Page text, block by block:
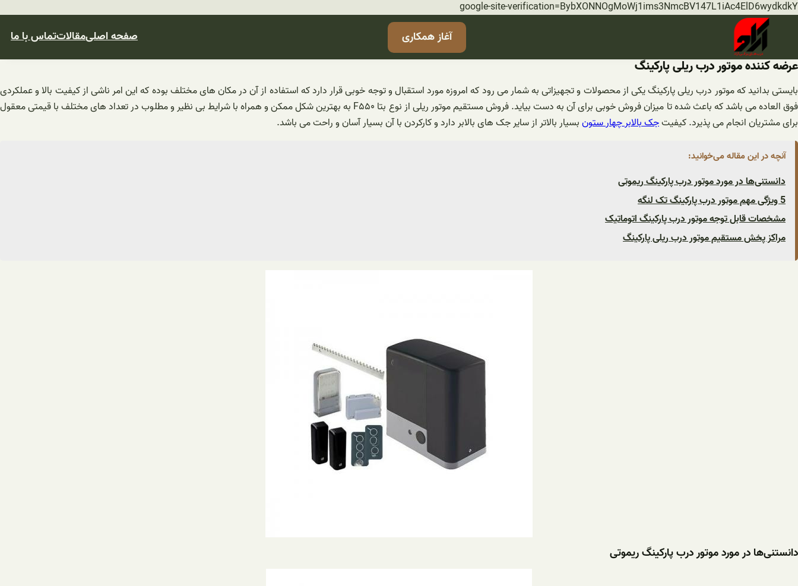
google-site-verification=BybXONNOgMoWj1ims3NmcBV147L1iAc4ElD6wydkdkYرفتن
به
محتوا
آغاز همکاری صفحه اصلیمقالاتتماس با ما
عرضه کننده موتور درب ریلی پارکینگ
بایستی بدانید که موتور درب ریلی پارکینگ یکی از محصولات و تجهیزاتی به شمار می رود که امروزه مورد استقبال و توجه خوبی قرار دارد که استفاده از آن در مکان های مختلف بوده که این امر ناشی از کیفیت بالا و عملکردی
فوق ‌العاده می ‌باشد که باعث شده تا میزان فروش خوبی برای آن به دست بیاید. فروش مستقیم موتور ریلی از نوع بتا F۵۵۰ به بهترین شکل ممکن و همراه با شرایط بی نظیر و مطلوب در تعداد های مختلف با قیمتی معقول
برای مشتریان انجام می پذیرد. کیفیتجک بالابر چهار ستونبسیار بالاتر از سایر جک های بالابر دارد و کارکردن با آن بسیار آسان و راحت می باشد.
آنچه در این مقاله می‌خوانید:
دانستنی‌ها در مورد موتور درب پارکینگ ریموتی
5 ویژگی مهم موتور درب پارکینگ تک لنگه
مشخصات قابل توجه موتور درب پارکینگ اتوماتیک
مراکز پخش مستقیم موتور درب ریلی پارکینگ
دانستنی‌ها در مورد موتور درب پارکینگ ریموتی